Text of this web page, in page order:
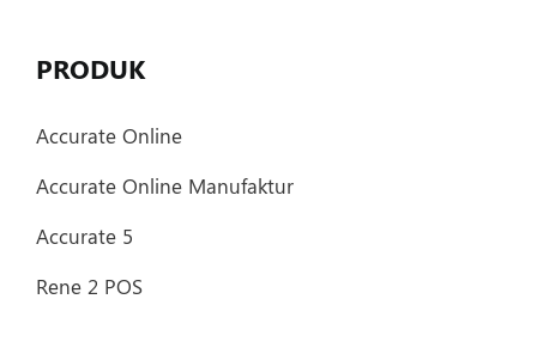
PRODUK
Accurate Online
Accurate Online Manufaktur
Accurate 5
Rene 2 POS